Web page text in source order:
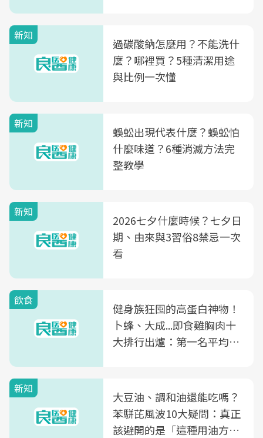
新知
過碳酸鈉怎麼用？不能洗什
麼？哪裡買？5種清潔用途
與比例一次懂
新知
蜈蚣出現代表什麼？蜈蚣怕
什麼味道？6種消滅方法完
整教學
新知
2026七夕什麼時候？七夕日
期、由來與3習俗8禁忌一次
看
飲食
健身族狂囤的高蛋白神物！
卜蜂、大成...即食雞胸肉十
大排行出爐：第一名平均一
新知
大豆油、調和油還能吃嗎？
苯駢芘風波10大疑問：真正
該避開的是「這種用油方